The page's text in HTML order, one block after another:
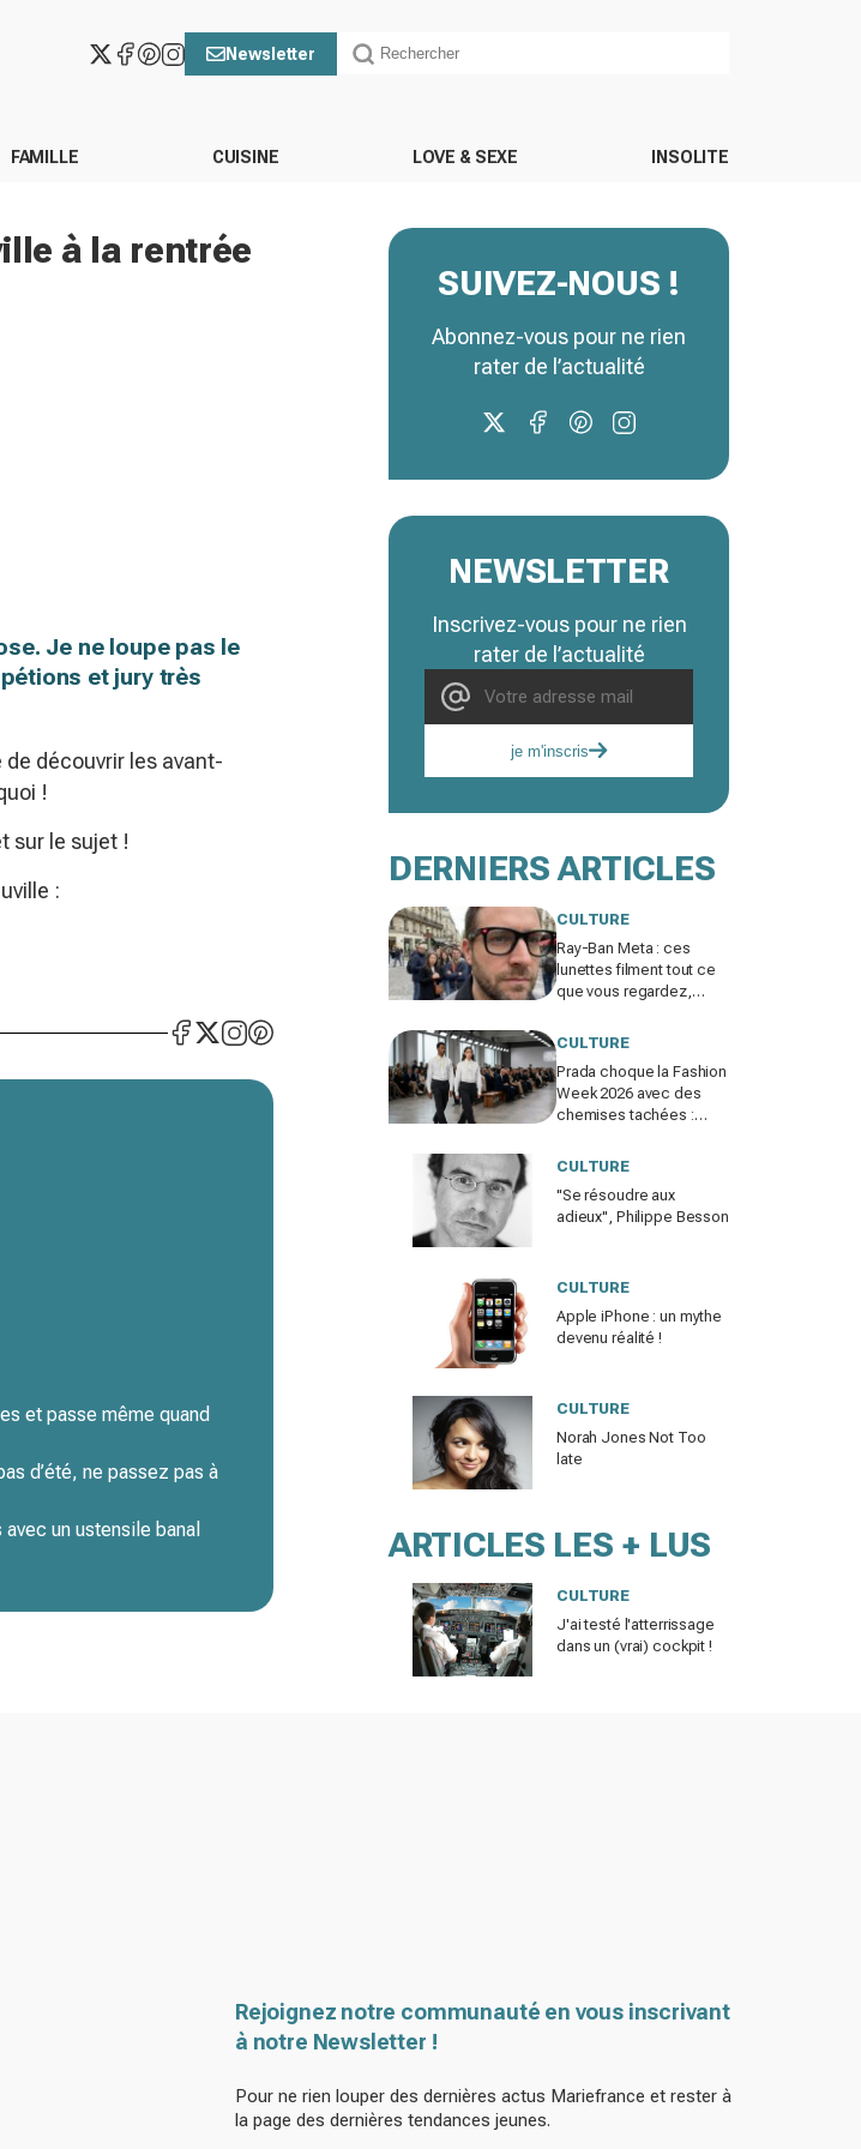
Newsletter
FAMILLE CUISINE LOVE & SEXE INSOLITE
à la rentrée
Je ne loupe pas le
et jury très
de découvrir les avant-
!
sur le sujet !
:
et passe même quand
d’été, ne passez pas à
un ustensile banal
SUIVEZ-NOUS !
Abonnez-vous pour ne rien
rater de l’actualité
NEWSLETTER
Inscrivez-vous pour ne rien
rater de l’actualité
je m'inscris
DERNIERS ARTICLES
CULTURE
Ray-Ban Meta : ces
lunettes filment tout ce
que vous regardez,
atteinte à la vie privée ?
CULTURE
Prada choque la Fashion
Week 2026 avec des
chemises tachées :
manifeste assumé ?
CULTURE
"Se résoudre aux
adieux", Philippe Besson
CULTURE
Apple iPhone : un mythe
devenu réalité !
CULTURE
Norah Jones Not Too
late
ARTICLES LES + LUS
CULTURE
J'ai testé l'atterrissage
dans un (vrai) cockpit !
Rejoignez notre communauté en vous inscrivant
à notre Newsletter !
Pour ne rien louper des dernières actus Mariefrance et rester à
la page des dernières tendances jeunes.